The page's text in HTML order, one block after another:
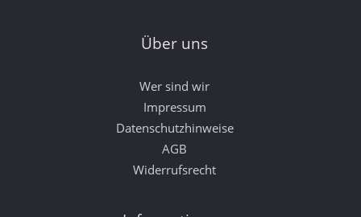
Über uns
Wer sind wir
Impressum
Datenschutzhinweise
AGB
Widerrufsrecht